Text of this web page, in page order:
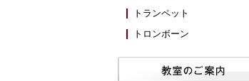
トランペット
トロンボーン